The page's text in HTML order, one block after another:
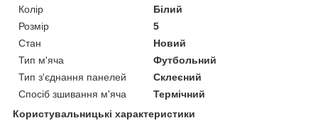
Колір
Білий
Розмір
5
Стан
Новий
Тип м'яча
Футбольний
Тип з'єднання панелей
Склеєний
Спосіб зшивання м'яча
Термічний
Користувальницькі характеристики